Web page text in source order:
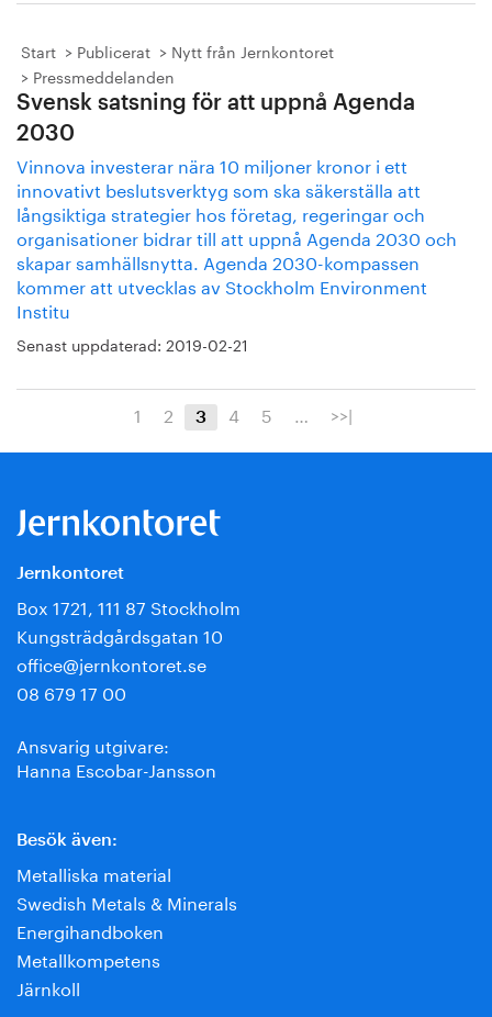
Start Publicerat
Nytt från Jernkontoret
Pressmeddelanden
Svensk satsning för att uppnå Agenda
2030
Vinnova investerar nära 10 miljoner kronor i ett
innovativt beslutsverktyg som ska säkerställa att
långsiktiga strategier hos företag, regeringar och
organisationer bidrar till att uppnå Agenda 2030 och
skapar samhällsnytta. Agenda 2030-kompassen
kommer att utvecklas av Stockholm Environment
Institu
Senast uppdaterad: 2019-02-21
1 2 3 4 5 … >>|
Jernkontoret
Box 1721, 111 87 Stockholm
Kungsträdgårdsgatan 10
office@jernkontoret.se
08 679 17 00
Ansvarig utgivare:
Hanna Escobar-Jansson
Besök även:
Metalliska material
Swedish Metals & Minerals
Energihandboken
Metallkompetens
Järnkoll